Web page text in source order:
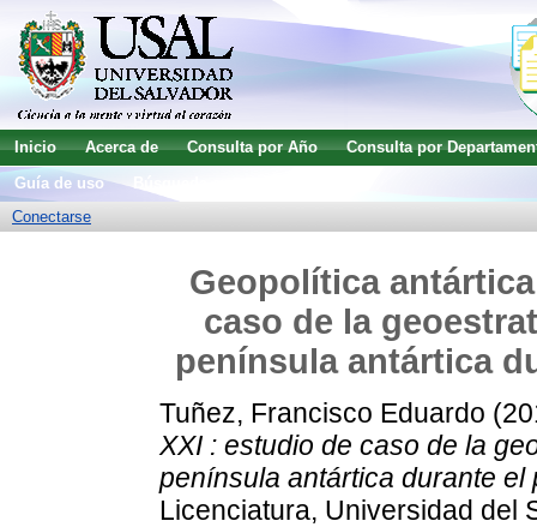
Inicio Acerca de Consulta por Año
Consulta por
Guía de uso
Conectarse
Geopolítica
caso de la
península antártica
Tuñez, Francisco Eduardo
XXI : estudio de caso de la
península antártica durante el
Licenciatura, Universidad del